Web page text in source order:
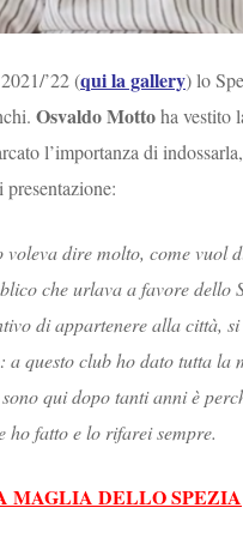
’22 (qui la gallery) lo
Osvaldo Mottoha vestito
l’importanza di
dire molto, come vuol
che urlava a favore
di appartenere alla città,
a questo club ho dato tutta
qui dopo tanti anni è
ho fatto e lo rifarei sempre.
MAGLIA DELLO SPEZIA